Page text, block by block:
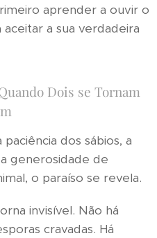
aprender a ouvir o
a sua verdadeira
Dois se Tornam
dos sábios, a
generosidade de
o paraíso se revela.
invisível. Não há
cravadas. Há